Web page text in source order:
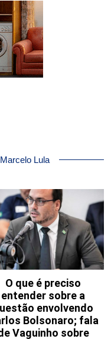
Lula
O que é preciso
entender sobre a
envolvendo
Bolsonaro; fala
Vaguinho sobre